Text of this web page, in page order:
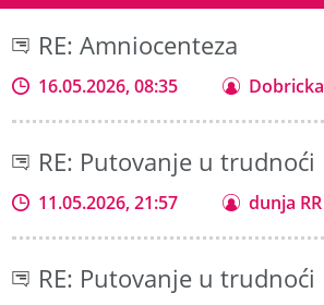
RE: Amniocenteza
16.05.2026, 08:35 Dobricka
RE: Putovanje u trudnoći
11.05.2026, 21:57 dunja RR
RE: Putovanje u trudnoći